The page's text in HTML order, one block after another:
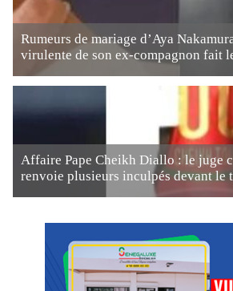
Rumeurs de mariage d’Aya
virulente de son ex-compagnon fait
Affaire Pape Cheikh Diallo : le juge
renvoie plusieurs inculpés devant le